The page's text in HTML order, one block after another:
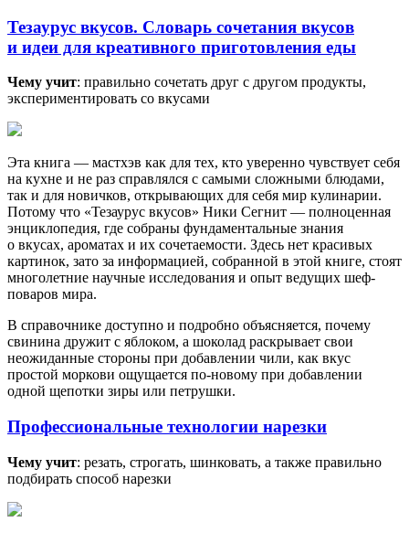
Тезаурус вкусов. Словарь сочетания вкусов
и идеи для креативного приготовления еды
Чему учит: правильно сочетать друг с другом продукты,
экспериментировать со вкусами
Эта книга — мастхэв как для тех, кто уверенно чувствует себя
на кухне и не раз справлялся с самыми сложными блюдами,
так и для новичков, открывающих для себя мир кулинарии.
Потому что «Тезаурус вкусов» Ники Сегнит — полноценная
энциклопедия, где собраны фундаментальные знания
о вкусах, ароматах и их сочетаемости. Здесь нет красивых
картинок, зато за информацией, собранной в этой книге, стоят
многолетние научные исследования и опыт ведущих шеф-
поваров мира.
В справочнике доступно и подробно объясняется, почему
свинина дружит с яблоком, а шоколад раскрывает свои
неожиданные стороны при добавлении чили, как вкус
простой моркови ощущается по-новому при добавлении
одной щепотки зиры или петрушки.
Профессиональные технологии нарезки
Чему учит: резать, строгать, шинковать, а также правильно
подбирать способ нарезки